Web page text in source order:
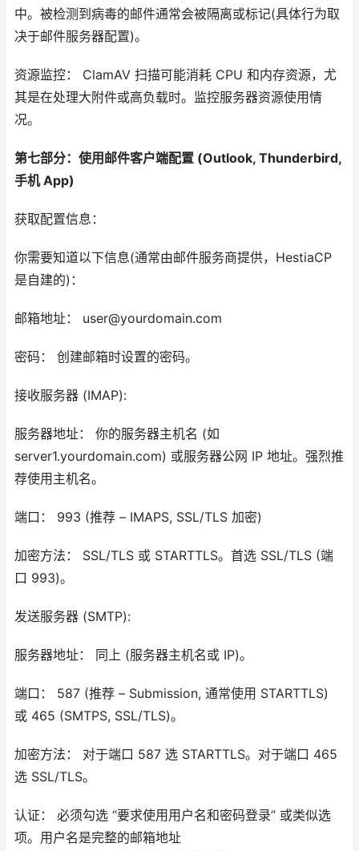
中。被检测到病毒的邮件通常会被隔离或标记(具体行为取
决于邮件服务器配置)。
资源监控： ClamAV 扫描可能消耗 CPU 和内存资源，尤
其是在处理大附件或高负载时。监控服务器资源使用情
况。
第七部分：使用邮件客户端配置 (Outlook, Thunderbird,
手机 App)
获取配置信息：
你需要知道以下信息(通常由邮件服务商提供，HestiaCP
是自建的)：
邮箱地址： user@yourdomain.com
密码： 创建邮箱时设置的密码。
接收服务器 (IMAP):
服务器地址： 你的服务器主机名 (如
server1.yourdomain.com) 或服务器公网 IP 地址。强烈推
荐使用主机名。
端口： 993 (推荐 – IMAPS, SSL/TLS 加密)
加密方法： SSL/TLS 或 STARTTLS。首选 SSL/TLS (端
口 993)。
发送服务器 (SMTP):
服务器地址： 同上 (服务器主机名或 IP)。
端口： 587 (推荐 – Submission, 通常使用 STARTTLS)
或 465 (SMTPS, SSL/TLS)。
加密方法： 对于端口 587 选 STARTTLS。对于端口 465
选 SSL/TLS。
认证： 必须勾选 “要求使用用户名和密码登录” 或类似选
项。用户名是完整的邮箱地址